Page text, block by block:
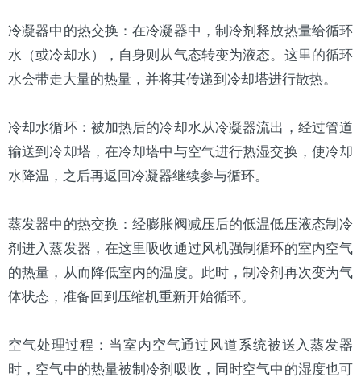
冷凝器中的热交换：在冷凝器中，制冷剂释放热量给循环
水（或冷却水），自身则从气态转变为液态。这里的循环
水会带走大量的热量，并将其传递到冷却塔进行散热。
冷却水循环：被加热后的冷却水从冷凝器流出，经过管道
输送到冷却塔，在冷却塔中与空气进行热湿交换，使冷却
水降温，之后再返回冷凝器继续参与循环。
蒸发器中的热交换：经膨胀阀减压后的低温低压液态制冷
剂进入蒸发器，在这里吸收通过风机强制循环的室内空气
的热量，从而降低室内的温度。此时，制冷剂再次变为气
体状态，准备回到压缩机重新开始循环。
空气处理过程：当室内空气通过风道系统被送入蒸发器
时，空气中的热量被制冷剂吸收，同时空气中的湿度也可